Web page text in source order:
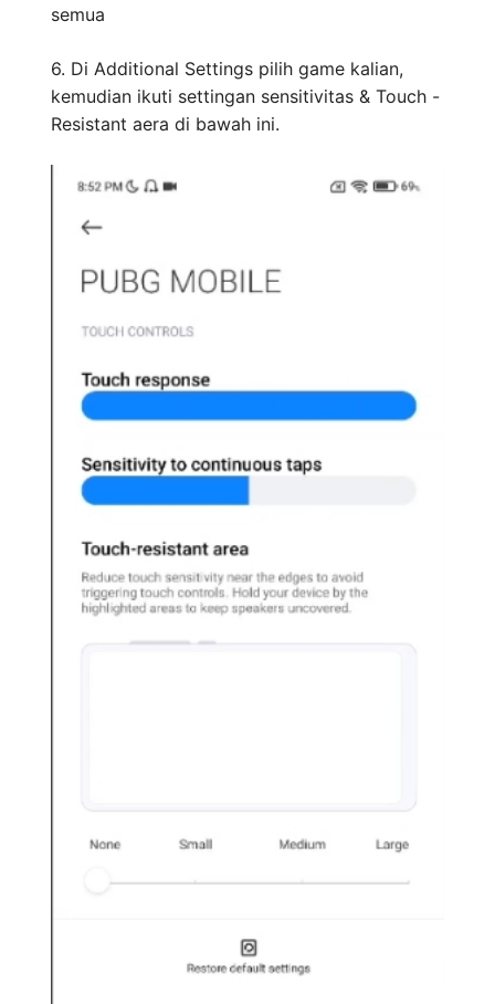
semua
6. Di Additional Settings pilih game kalian,
kemudian ikuti settingan sensitivitas & Touch -
Resistant aera di bawah ini.